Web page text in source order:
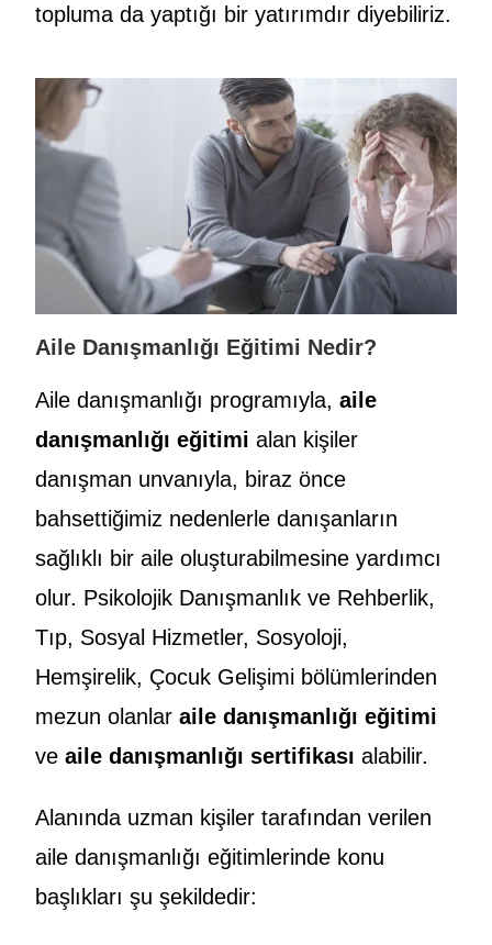
topluma da yaptığı bir yatırımdır diyebiliriz.
Aile Danışmanlığı Eğitimi Nedir?
Aile danışmanlığı programıyla,aile
danışmanlığı eğitimi alan kişiler
danışman unvanıyla, biraz önce
bahsettiğimiz nedenlerle danışanların
sağlıklı bir aile oluşturabilmesine yardımcı
olur. Psikolojik Danışmanlık ve Rehberlik,
Tıp, Sosyal Hizmetler, Sosyoloji,
Hemşirelik, Çocuk Gelişimi bölümlerinden
mezun olanlaraile danışmanlığı eğitimi
veaile danışmanlığı sertifikası alabilir.
Alanında uzman kişiler tarafından verilen
aile danışmanlığı eğitimlerinde konu
başlıkları şu şekildedir: